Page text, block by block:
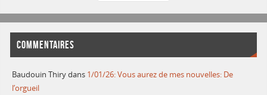
COMMENTAIRES
Baudouin Thirydans 1/01/26: Vous aurez de mes nouvelles: De
l’orgueil